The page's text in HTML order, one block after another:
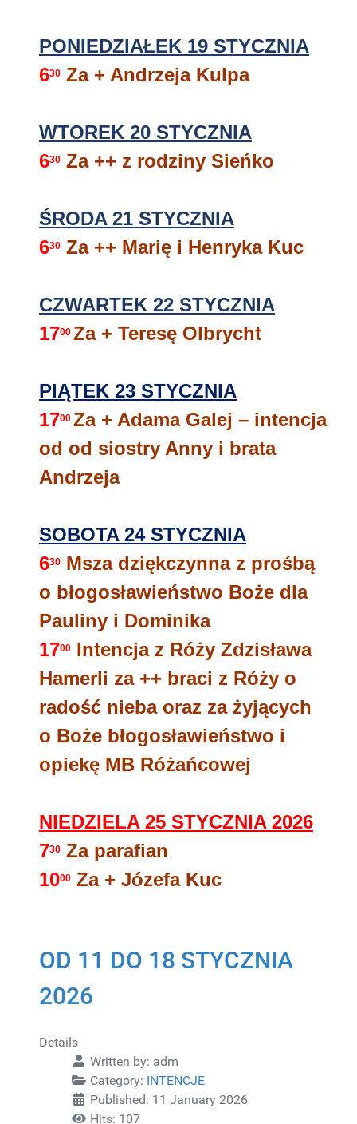
PONIEDZIAŁEK 19 STYCZNIA
630 Za + Andrzeja Kulpa
WTOREK 20 STYCZNIA
630 Za ++ z rodziny Sieńko
ŚRODA 21 STYCZNIA
630 Za ++ Marię i Henryka Kuc
CZWARTEK 22 STYCZNIA
1700 Za + Teresę Olbrycht
PIĄTEK 23 STYCZNIA
1700 Za + Adama Galej – intencja
od od siostry Anny i brata
Andrzeja
SOBOTA 24 STYCZNIA
630 Msza dziękczynna z prośbą
o błogosławieństwo Boże dla
Pauliny i Dominika
1700 Intencja z Róży Zdzisława
Hamerli za ++ braci z Róży o
radość nieba oraz za żyjących
o Boże błogosławieństwo i
opiekę MB Różańcowej
NIEDZIELA 25 STYCZNIA 2026
730 Za parafian
1000 Za + Józefa Kuc
OD 11 DO 18 STYCZNIA
2026
Details
Written by: adm
Category: INTENCJE
Published: 11 January 2026
Hits: 107